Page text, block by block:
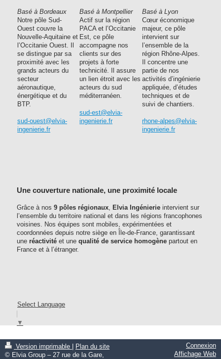
Basé à Bordeaux
Notre pôle Sud-
Ouest couvre la
Nouvelle-Aquitaine et
l’Occitanie Ouest. Il
se distingue par sa
proximité avec les
grands acteurs du
secteur
aéronautique,
énergétique et du
BTP.
sud-ouest@elvia-
ingenierie.fr
Basé à Montpellier
Actif sur la région
PACA et l’Occitanie
Est, ce pôle
accompagne nos
clients sur des
projets à forte
technicité. Il assure
un lien étroit avec les
acteurs du sud
méditerranéen.
sud-est@elvia-
ingenierie.fr
Basé à Lyon
Cœur économique
majeur, ce pôle
intervient sur
l’ensemble de la
région Rhône-Alpes.
Il concentre une
partie de nos
activités d’ingénierie
appliquée, d’études
techniques et de
suivi de chantiers.
rhone-alpes@elvia-
ingenierie.fr
Une couverture nationale, une proximité locale
Grâce à nos 9 pôles régionaux, Elvia Ingénierie intervient sur
l’ensemble du territoire national et dans les régions francophones
voisines. Nos équipes sont mobiles, expérimentées et
coordonnées depuis notre siège en Île-de-France, garantissant
une réactivité et une qualité de service homogène partout en
France et à l’étranger.
Select Language
▼
Version imprimable
Plan du site
© Elvia Group – 27 rue de la Gare,
Connexion
Affichage Web